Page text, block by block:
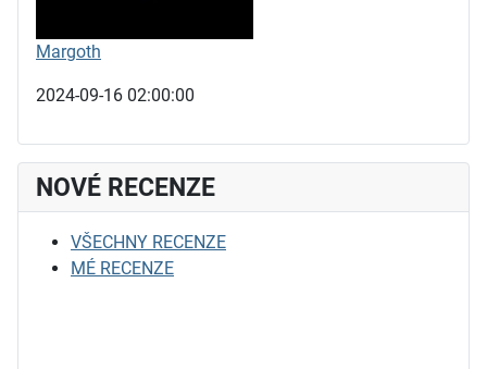
Margoth
2024-09-16 02:00:00
NOVÉ RECENZE
VŠECHNY RECENZE
MÉ RECENZE